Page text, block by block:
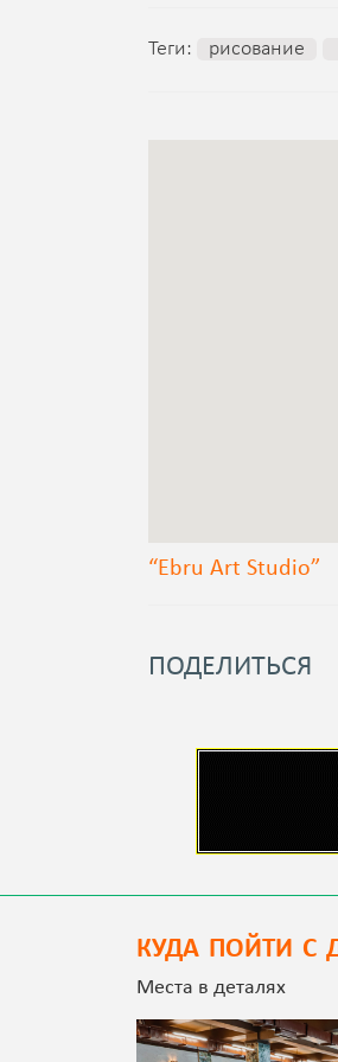
Теги: рисование
“Ebru Art Studio”
ПОДЕЛИТЬСЯ
КУДА ПОЙТИ С
Места в деталях